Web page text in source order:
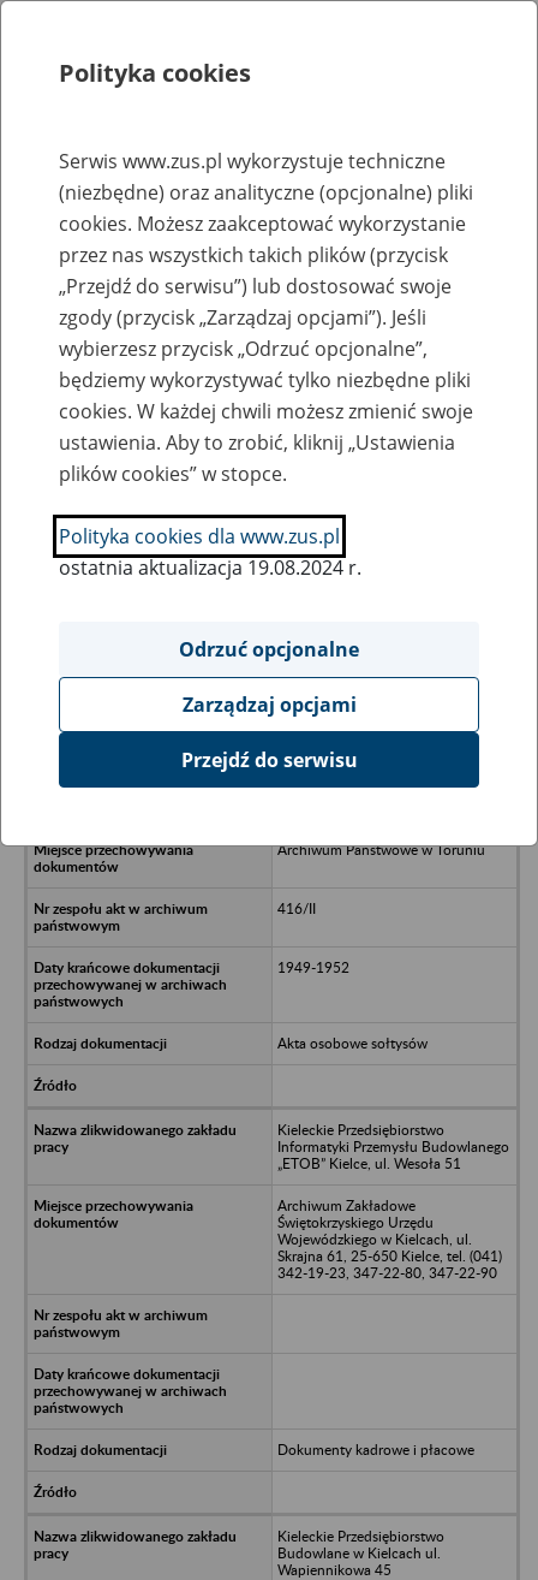
Rejestry, ewidencje i archiwa
Baza zlikwidowanych lub
przekształconych zakładów pracy
Nazwa zakładu pracy:
SZUKAJ
Ukryj wszystkie pozycje bazy
Gmina Łubianka - akta gminy
Archiwum Państwowe w Toruniu
416/II
1949-1952
Akta osobowe sołtysów
Kieleckie Przedsiębiorstwo
Informatyki Przemysłu Budowlanego
„ETOB” Kielce, ul. Wesoła 51
Archiwum Zakładowe
Świętokrzyskiego Urzędu
Wojewódzkiego w Kielcach, ul.
Skrajna 61, 25-650 Kielce, tel. (041)
342-19-23, 347-22-80, 347-22-90
Dokumenty kadrowe i płacowe
Kieleckie Przedsiębiorstwo
Budowlane w Kielcach ul.
Wapiennikowa 45
Polityka cookies
Serwis www.zus.pl wykorzystuje techniczne
(niezbędne) oraz analityczne (opcjonalne) pliki
cookies. Możesz zaakceptować wykorzystanie
przez nas wszystkich takich plików (przycisk
„Przejdź do serwisu”) lub dostosować swoje
zgody (przycisk „Zarządzaj opcjami”). Jeśli
wybierzesz przycisk „Odrzuć opcjonalne”,
będziemy wykorzystywać tylko niezbędne pliki
cookies. W każdej chwili możesz zmienić swoje
ustawienia. Aby to zrobić, kliknij „Ustawienia
plików cookies” w stopce.
Polityka cookies dla www.zus.pl
ostatnia aktualizacja 19.08.2024 r.
Odrzuć opcjonalne
Zarządzaj opcjami
Przejdź do serwisu